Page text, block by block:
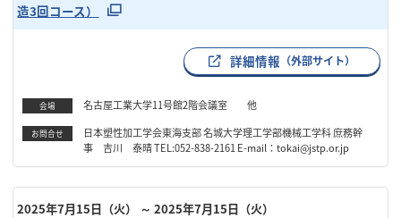
造3回コース）
詳細情報 （外部サイト）
会場 名古屋工業大学11号館2階会議室 他
お問合せ
日本塑性加工学会東海支部 名城大学理工学部機械工学科 庶務幹
事 吉川 泰晴 TEL:052-838-2161 E-mail：tokai@jstp.or.jp
2025年7月15日（火） ～ 2025年7月15日（火）